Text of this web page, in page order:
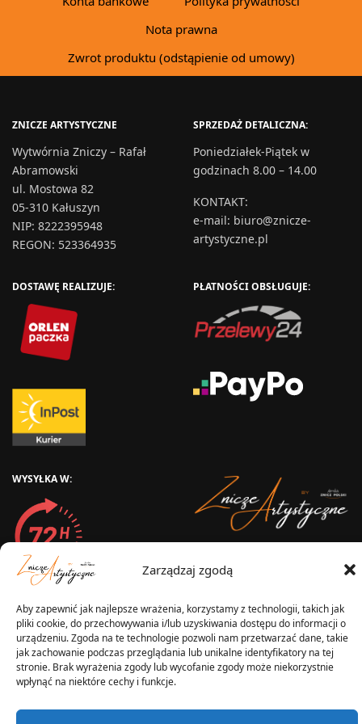
Zarządzaj zgodą
Aby zapewnić jak najlepsze wrażenia, korzystamy z technologii, takich jak
pliki cookie, do przechowywania i/lub uzyskiwania dostępu do informacji o
urządzeniu. Zgoda na te technologie pozwoli nam przetwarzać dane, takie
jak zachowanie podczas przeglądania lub unikalne identyfikatory na tej
stronie. Brak wyrażenia zgody lub wycofanie zgody może niekorzystnie
wpłynąć na niektóre cechy i funkcje.
Nota prawna
Zwrot produktu (odstąpienie od umowy)
ZNICZE ARTYSTYCZNE
Wytwórnia Zniczy – Rafał
Abramowski
ul. Mostowa 82
05-310 Kałuszyn
NIP: 8222395948
REGON: 523364935
SPRZEDAŻ DETALICZNA:
Poniedziałek-Piątek w
godzinach 8.00 – 14.00
KONTAKT:
e-mail: biuro@znicze-
artystyczne.pl
DOSTAWĘ REALIZUJE: PŁATNOŚCI OBSŁUGUJE:
WYSYŁKA W:
Wytwórnia Zniczy